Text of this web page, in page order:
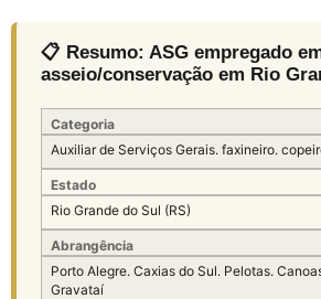
📋 Resumo: ASG empregado
asseio/conservação em Rio
Categoria
Auxiliar de Serviços Gerais. faxineiro.
Estado
Rio Grande do Sul (RS)
Abrangência
Porto Alegre. Caxias do Sul. Pelotas.
Gravataí